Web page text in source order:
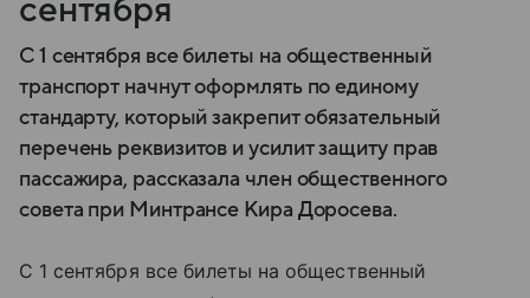
сентября
С 1 сентября все билеты на общественный
транспорт начнут оформлять по единому
стандарту, который закрепит обязательный
перечень реквизитов и усилит защиту прав
пассажира, рассказала член общественного
совета при Минтрансе Кира Доросева.
С 1 сентября все билеты на общественный